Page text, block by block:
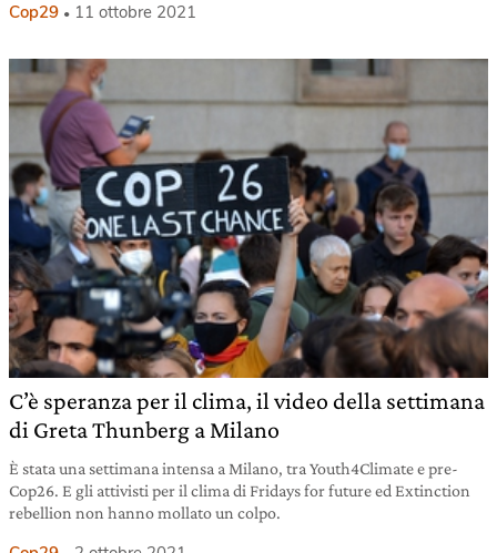
Cop29 11 ottobre 2021
C’è speranza per il clima, il video della settimana
di Greta Thunberg a Milano
È stata una settimana intensa a Milano, tra Youth4Climate e pre-
Cop26. E gli attivisti per il clima di Fridays for future ed Extinction
rebellion non hanno mollato un colpo.